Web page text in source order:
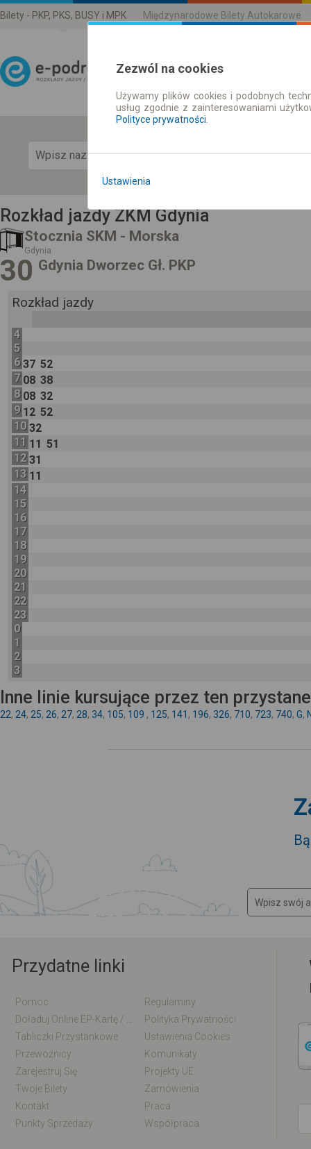
Bilety - PKP, PKS, BUSY i MPK Międzynarodowe Bilety Autokarowe
Rozkład Jazdy | Bilety
Rozkład jazdy ZKM Gdynia
Stocznia SKM - Morska
Gdynia
30 Gdynia Dworzec Gł. PKP
Rozkład jazdy
4
5
6 37 52
7 08 38
8 08 32
9 12 52
10 32
11 11 51
12 31
13 11
14
15
16
17
18
19
20
21
22
23
0
1
2
3
Inne linie kursujące przez ten
22, 24, 25, 26, 27, 28, 34, 105, 109 , 125, 141 , 196, 326, 710, 723, 740, G,
Przydatne linki
Pomoc
Regulaminy
Polityka Prywatności
Tabliczki Przystankowe
Ustawienia Cookies
Przewoźnicy
Komunikaty
Zarejestruj Się
Projekty UE
Twoje Bilety
Zamówienia
Kontakt
Praca
Punkty Sprzedaży
Współpraca
Zezwól na cookies
Używamy plików cookies i podobnych
usług zgodnie z zainteresowaniami
Polityce prywatności
Ustawienia